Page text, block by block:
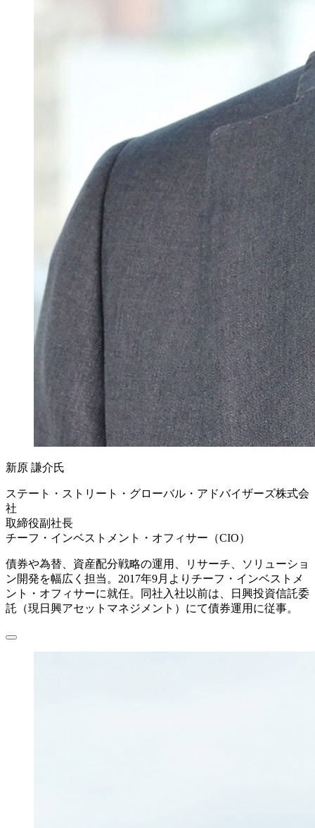
新原 謙介氏
ステート・ストリート・グローバル・アドバイザーズ株式会
社
取締役副社長
チーフ・インベストメント・オフィサー（CIO）
債券や為替、資産配分戦略の運用、リサーチ、ソリューショ
ン開発を幅広く担当。2017年9月よりチーフ・インベストメ
ント・オフィサーに就任。同社入社以前は、日興投資信託委
託（現日興アセットマネジメント）にて債券運用に従事。